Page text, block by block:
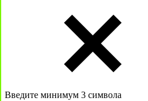
Введите минимум 3 символа